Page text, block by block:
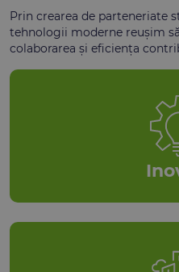
Prin crearea de parteneriate
tehnologii moderne reușim
colaborarea și eficiența